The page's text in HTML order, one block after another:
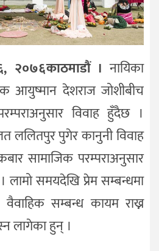
२०७६काठमाडौं । नायिका
आयुष्मान देशराज जोशीबीच
विवाह हुँदैछ ।
ललितपुर पुगेर कानुनी विवाह
सामाजिक परम्पराअनुसार
लामो समयदेखि प्रेम सम्बन्धमा
सम्बन्ध कायम राख्न
लागेका हुन् ।